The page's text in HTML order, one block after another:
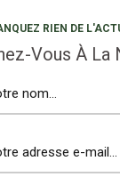
RIEN DE
Vous À La